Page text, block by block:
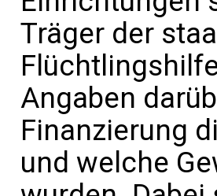
Träger der
Angaben
Finanzierung
und welche